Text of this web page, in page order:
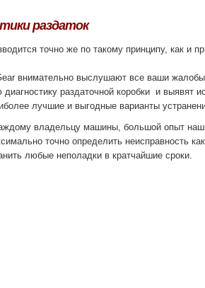
раздаток
точно же по такому принципу, как и
внимательно выслушают все ваши жалобы
раздаточной коробки и выявят
лучшие и выгодные варианты
владельцу машины, большой опыт
точно определить неисправность
любые неполадки в кратчайшие сроки.